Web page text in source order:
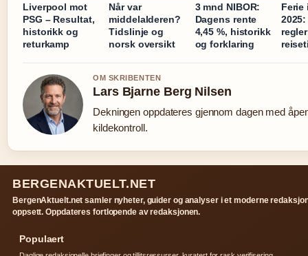
Liverpool mot
PSG – Resultat,
historikk og
returkamp
Når var
middelalderen?
Tidslinje og
norsk oversikt
3 mnd NIBOR:
Dagens rente
4,45 %, historikk
og forklaring
Ferie
OM SKRIBENTEN
Lars Bjarne Berg Nilsen
Dekningen oppdateres gjennom dagen med
kildekontroll.
BERGENAKTUELT.NET
BergenAktuelt.net samler nyheter, guider og analyser i et moderne
oppsett. Oppdateres fortlopende av redaksjonen.
Populaert